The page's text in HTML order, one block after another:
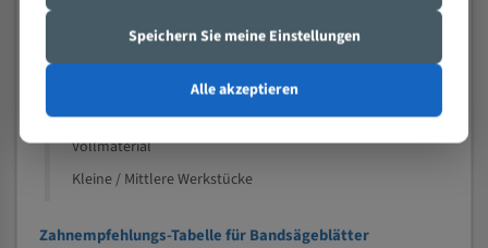
Nichteisenmetalle
Speziell entwickelt für Profile / Rohre
Vollmaterial
Kleine / Mittlere Werkstücke
Zahnempfehlungs-Tabelle für Bandsägeblätter
Speichern Sie meine Einstellungen
Alle akzeptieren